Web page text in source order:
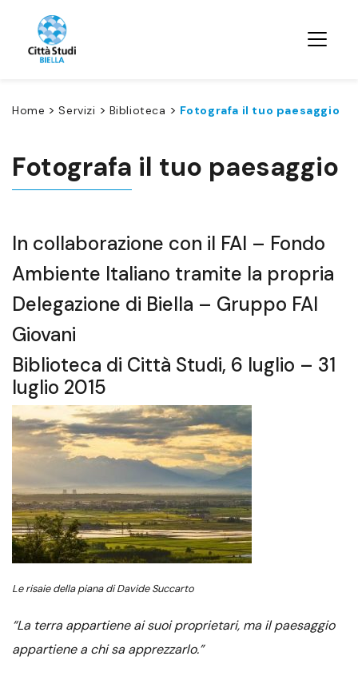
Home >Servizi > Biblioteca > Fotografa il tuo paesaggio
Fotografa il tuo paesaggio
In collaborazione con il FAI – Fondo
Ambiente Italiano tramite la propria
Delegazione di Biella – Gruppo FAI
Giovani
Biblioteca di Città Studi, 6 luglio – 31
luglio 2015
Le risaie della piana di Davide Succarto
“La terra appartiene ai suoi proprietari, ma il paesaggio
appartiene a chi sa apprezzarlo.”